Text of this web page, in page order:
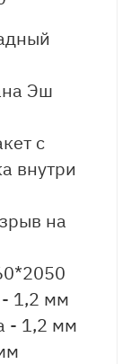
Эш
с
внутри
на
1,2 мм
- 1,2 мм